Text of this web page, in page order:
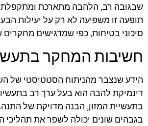
שבגובה רב, הלהבה מתארכת ומתקפלת
תופעה זו משפיעה לא רק על יעילות
סיכוני בטיחות, כפי שמדגישים
חשיבות המחקר
הידע שנצבר מהניתוח הסטטיסטי של
דינמיקת להבה הוא בעל ערך רב
בתעשיית המזון, הבנה מדויקת של
בגבהים שונים יכולה לשפר את תהליכי